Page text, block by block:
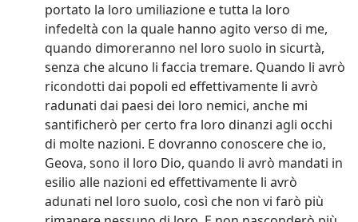
portato la loro umiliazione e tutta la loro
infedeltà con la quale hanno agito verso di me,
quando dimoreranno nel loro suolo in sicurtà,
senza che alcuno li faccia tremare. Quando li avrò
ricondotti dai popoli ed effettivamente li avrò
radunati dai paesi dei loro nemici, anche mi
santificherò per certo fra loro dinanzi agli occhi
di molte nazioni. E dovranno conoscere che io,
Geova, sono il loro Dio, quando li avrò mandati in
esilio alle nazioni ed effettivamente li avrò
adunati nel loro suolo, così che non vi farò più